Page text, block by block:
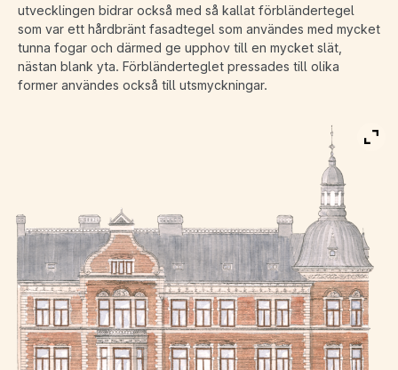
utvecklingen bidrar också med så kallat förbländertegel
som var ett hårdbränt fasadtegel som användes med mycket
tunna fogar och därmed ge upphov till en mycket slät,
nästan blank yta. Förbländerteglet pressades till olika
former användes också till utsmyckningar.